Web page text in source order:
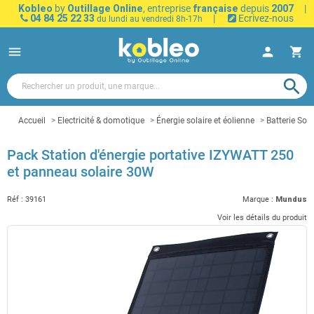
Kobleo by Outillage Online, entreprise française depuis 2007
|
04 84 25 22 33 du lundi au vendredi 8h-17h | Ecrivez-nous
menu person shopping_cart
search
Accueil Electricité & domotique Énergie solaire et éolienne Batterie
Pack Station d'énergie portative IZYWATT 250
et panneau solaire 30W
Réf : 39161 Marque : Mundus
Voir les détails du produit